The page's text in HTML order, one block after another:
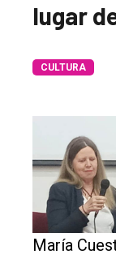
lugar
CULTURA
María